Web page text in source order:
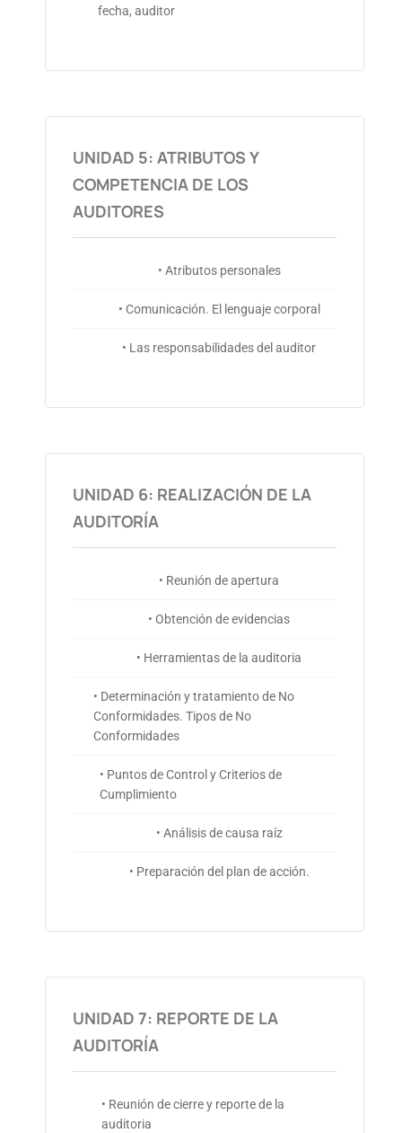
fecha, auditor
UNIDAD 5: ATRIBUTOS Y
COMPETENCIA DE LOS
AUDITORES
• Atributos personales
• Comunicación. El lenguaje corporal
• Las responsabilidades del auditor
UNIDAD 6: REALIZACIÓN DE LA
AUDITORÍA
• Reunión de apertura
• Obtención de evidencias
• Herramientas de la auditoria
• Determinación y tratamiento de No
Conformidades. Tipos de No
Conformidades
• Puntos de Control y Criterios de
Cumplimiento
• Análisis de causa raíz
• Preparación del plan de acción.
UNIDAD 7: REPORTE DE LA
AUDITORÍA
• Reunión de cierre y reporte de la
auditoria